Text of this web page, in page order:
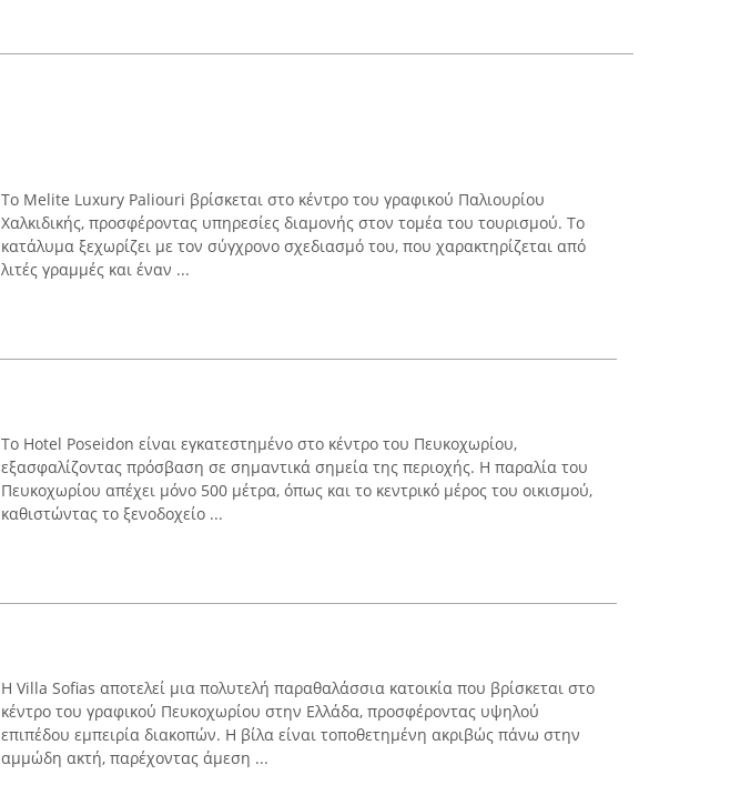
Το Melite Luxury Paliouri βρίσκεται στο κέντρο του γραφικού Παλιουρίου
Χαλκιδικής, προσφέροντας υπηρεσίες διαμονής στον τομέα του τουρισμού. Το
κατάλυμα ξεχωρίζει με τον σύγχρονο σχεδιασμό του, που χαρακτηρίζεται από
λιτές γραμμές και έναν ...
Το Hotel Poseidon είναι εγκατεστημένο στο κέντρο του Πευκοχωρίου,
εξασφαλίζοντας πρόσβαση σε σημαντικά σημεία της περιοχής. Η παραλία του
Πευκοχωρίου απέχει μόνο 500 μέτρα, όπως και το κεντρικό μέρος του οικισμού,
καθιστώντας το ξενοδοχείο ...
Η Villa Sofias αποτελεί μια πολυτελή παραθαλάσσια κατοικία που βρίσκεται στο
κέντρο του γραφικού Πευκοχωρίου στην Ελλάδα, προσφέροντας υψηλού
επιπέδου εμπειρία διακοπών. Η βίλα είναι τοποθετημένη ακριβώς πάνω στην
αμμώδη ακτή, παρέχοντας άμεση ...